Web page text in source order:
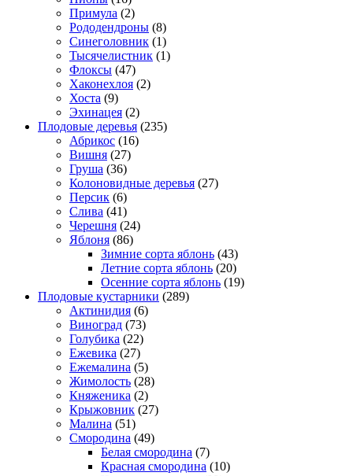
Примула (2)
Рододендроны (8)
Синеголовник (1)
Тысячелистник (1)
Флоксы (47)
Хаконехлоя (2)
Хоста (9)
Эхинацея (2)
Плодовые деревья (235)
Абрикос (16)
Вишня (27)
Груша (36)
Колоновидные деревья (27)
Персик (6)
Слива (41)
Черешня (24)
Яблоня (86)
Зимние сорта яблонь (43)
Летние сорта яблонь (20)
Осенние сорта яблонь (19)
Плодовые кустарники (289)
Актинидия (6)
Виноград (73)
Голубика (22)
Ежевика (27)
Ежемалина (5)
Жимолость (28)
Княженика (2)
Крыжовник (27)
Малина (51)
Смородина (49)
Белая смородина (7)
Красная смородина (10)